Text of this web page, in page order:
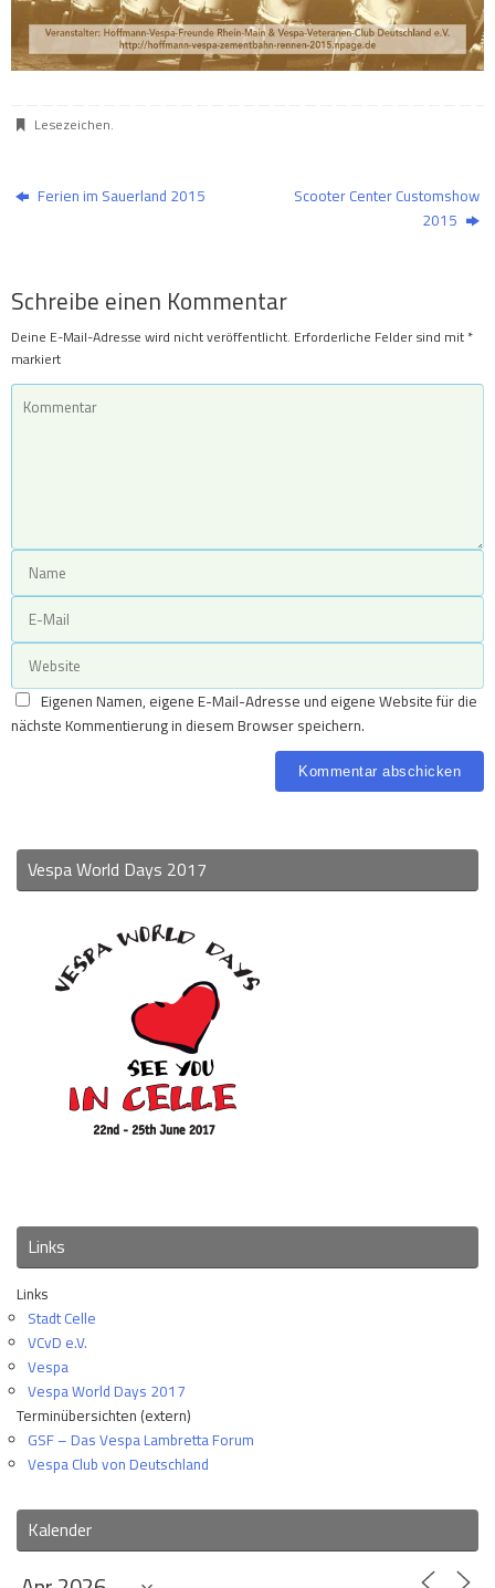
Lesezeichen.
Ferien im Sauerland 2015
Scooter Center Customshow
2015
Schreibe einen Kommentar
Deine E-Mail-Adresse wird nicht veröffentlicht. Erforderliche Felder sind mit*
markiert
Eigenen Namen, eigene E-Mail-Adresse und eigene Website für die
nächste Kommentierung in diesem Browser speichern.
Vespa World Days 2017
Links
Links
Stadt Celle
VCvD e.V.
Vespa
Vespa World Days 2017
Terminübersichten (extern)
GSF – Das Vespa Lambretta Forum
Vespa Club von Deutschland
Kalender